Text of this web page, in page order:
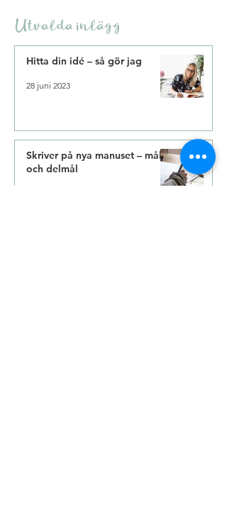
Utvalda inlägg
Hitta din idé – så gör jag
28 juni 2023
Skriver på nya manuset – mål
och delmål